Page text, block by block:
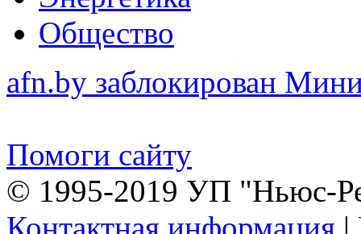
Общество
afn.by заблокирован
Помоги сайту
© 1995-2019 УП "Ньюс-
Контактная информация |